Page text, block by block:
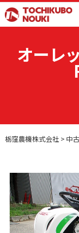
Skip
to
オーレ
栃窪農機株式会社 > 中